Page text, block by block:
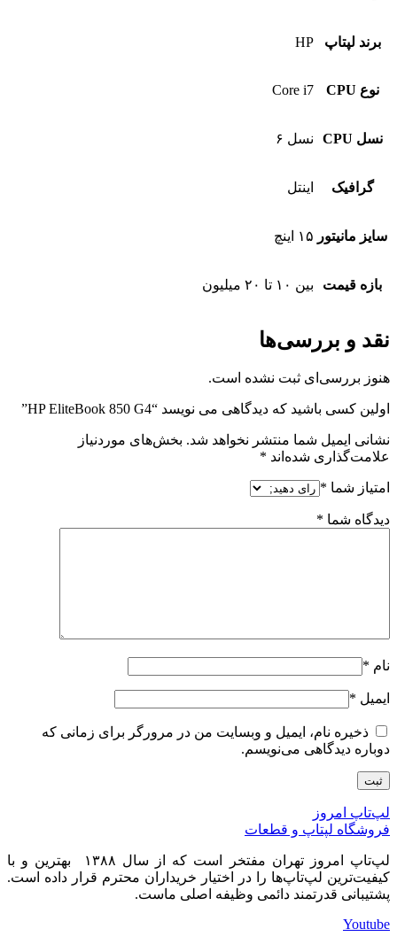
برند لپتاپ HP
نوع CPU Core i7
نسل CPU نسل ۶
گرافیک اینتل
سایز مانیتور ۱۵ اینچ
بازه قیمت بین ۱۰ تا ۲۰ میلیون
نقد و بررسی‌ها
هنوز بررسی‌ای ثبت نشده است.
اولین کسی باشید که دیدگاهی می نویسد “HP EliteBook 850 G4”
نشانی ایمیل شما منتشر نخواهد شد. بخش‌های موردنیاز
علامت‌گذاری شده‌اند *
امتیاز شما *
دیدگاه شما *
نام *
ایمیل *
ذخیره نام، ایمیل و وبسایت من در مرورگر برای زمانی که
دوباره دیدگاهی می‌نویسم.
لپ‌تاپ امروز
فروشگاه لپتاپ و قطعات
لپ‌تاپ امروز تهران مفتخر است که از سال ۱۳۸۸ بهترین و با
کیفیت‌ترین لپ‌تاپ‌ها را در اختیار خریداران محترم قرار داده است.
پشتیبانی قدرتمند دائمی وظیفه اصلی ماست.
Youtube